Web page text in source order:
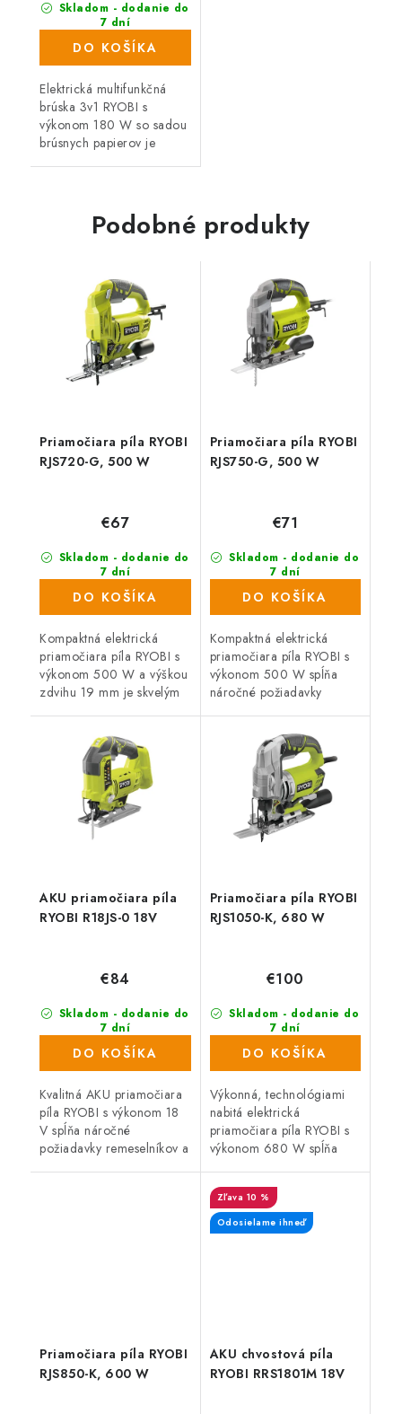
Skladom - dodanie do
7 dní
(874 ks)
DO KOŠÍKA
Elektrická multifunkčná
brúska 3v1 RYOBI s
výkonom 180 W so sadou
brúsnych papierov je
Dodávaná v praktickej...
Podobné produkty
Priamočiara píla RYOBI
RJS720-G, 500 W
Skladom - dodanie do
7 dní
(802 ks)
€67
DO KOŠÍKA
Kompaktná elektrická
priamočiara píla RYOBI s
výkonom 500 W a výškou
zdvihu 19 mm je skvelým
majstrov.
Priamočiara píla RYOBI
RJS750-G, 500 W
Skladom - dodanie do
7 dní
(851 ks)
€71
DO KOŠÍKA
Kompaktná elektrická
priamočiara píla RYOBI s
výkonom 500 W spĺňa
náročné požiadavky
spoľahlivosť a schopnosť
splniť aj náročné...
AKU priamočiara píla
RYOBI R18JS-0 18V
Skladom - dodanie do
7 dní
(>1000 ks)
€84
DO KOŠÍKA
Kvalitná AKU priamočiara
píla RYOBI s výkonom 18
V spĺňa náročné
požiadavky remeselníkov a
Priamočiara píla RYOBI
RJS1050-K, 680 W
Skladom - dodanie do
7 dní
(499 ks)
€100
DO KOŠÍKA
Výkonná, technológiami
nabitá elektrická
priamočiara píla RYOBI s
výkonom 680 W spĺňa
remeselníkov a domácich
majstrov na kvalitu a
vysoký výkon,
spoľahlivosť...
Priamočiara píla RYOBI
RJS850-K, 600 W
AKU chvostová píla
RYOBI RRS1801M 18V
10 %
Odosielame ihneď